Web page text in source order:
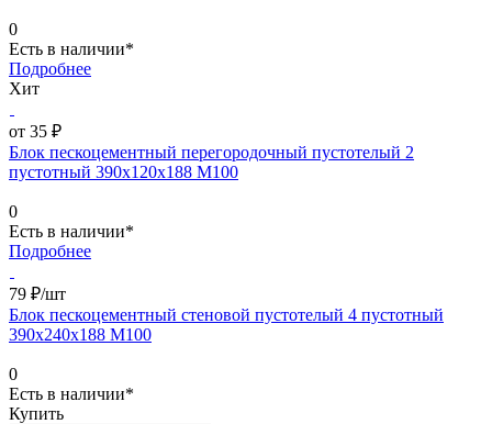
0
Есть в наличии*
Подробнее
Хит
от 35 ₽
Блок пескоцементный перегородочный пустотелый 2
пустотный 390х120х188 М100
0
Есть в наличии*
Подробнее
79 ₽/шт
Блок пескоцементный стеновой пустотелый 4 пустотный
390х240х188 М100
0
Есть в наличии*
Купить